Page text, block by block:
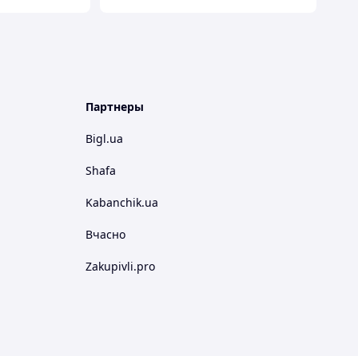
Партнеры
Bigl.ua
Shafa
Kabanchik.ua
Вчасно
Zakupivli.pro